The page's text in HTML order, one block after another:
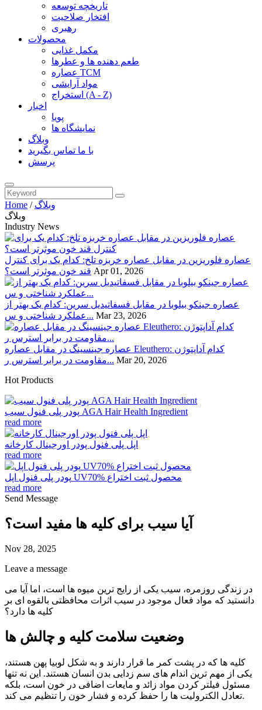
تاریخچه توسعه
افتخار صلاحیت
رهبری
محصولات
مکمل غذایی
طعم دهنده ها و عطرها
عصاره TCM
مواد آرایشی
استخراج (A - Z)
اخبار
پویا
نمایشگاه ها
وبلاگ
با ما تماس بگیرید
پرسش
Home / وبلاگ
وبلاگ
Industry News
عصاره فلوریزین در مقابل عصاره خربزه تلخ: کدام یک برای کنترل
قند خون موثرتر است؟ Apr 01, 2026
عصاره جینکو بیلوبا در مقابل فسفاتیدیل سرین: کدام یک بهتر از
عملکرد شناختی و س... Mar 23, 2026
عصاره جینسینگ در مقابل عصاره Eleuthero: کدام آداپتوژن
مقاومت در برابر استرس ر... Mar 20, 2026
Hot Products
پودر پلی فنول سیب AGA Hair Health Ingredient
read more
اپل پلی فنول پودر اورجینال کارخانه
read more
پودر پلی فنول اپل UV70% محصول ثبت اختراع
read more
Send Message
آیا سیب برای کلیه ها مفید است؟
Nov 28, 2025
Leave a message
در زندگی روزمره، سیب یکی از رایج ترین میوه ها است، اما آیا می
دانستید که مواد فعال موجود در سیب اثرات محافظتی بالقوه ای بر
کلیه ها دارد؟
وضعیت سلامت کلیه و چالش ها
کلیه ها که در پشت کمر ما قرار دارند و به شکل لوبیا پهن هستند،
یکی از مهم ترین اندام های سم زدایی بدن انسان هستند. این نه تنها
مسئول فیلتر کردن مواد زائد و مایعات اضافی در خون است، بلکه
تعادل الکترولیت ها را حفظ کرده و فشار خون را تنظیم می کند.